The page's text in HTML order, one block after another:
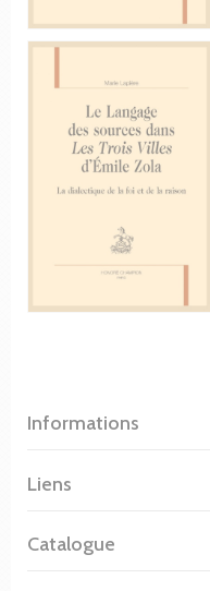
Informations
Liens
Catalogue